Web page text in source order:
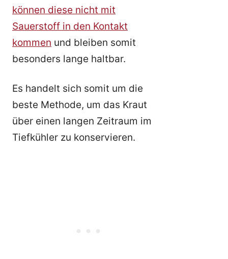
können diese nicht mit
Sauerstoff in den Kontakt
kommen und bleiben somit
besonders lange haltbar.
Es handelt sich somit um die
beste Methode, um das Kraut
über einen langen Zeitraum im
Tiefkühler zu konservieren.